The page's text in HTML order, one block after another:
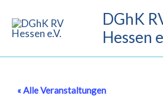
Inhalt
springen
DGhK
Hessen
« Alle Veranstaltungen